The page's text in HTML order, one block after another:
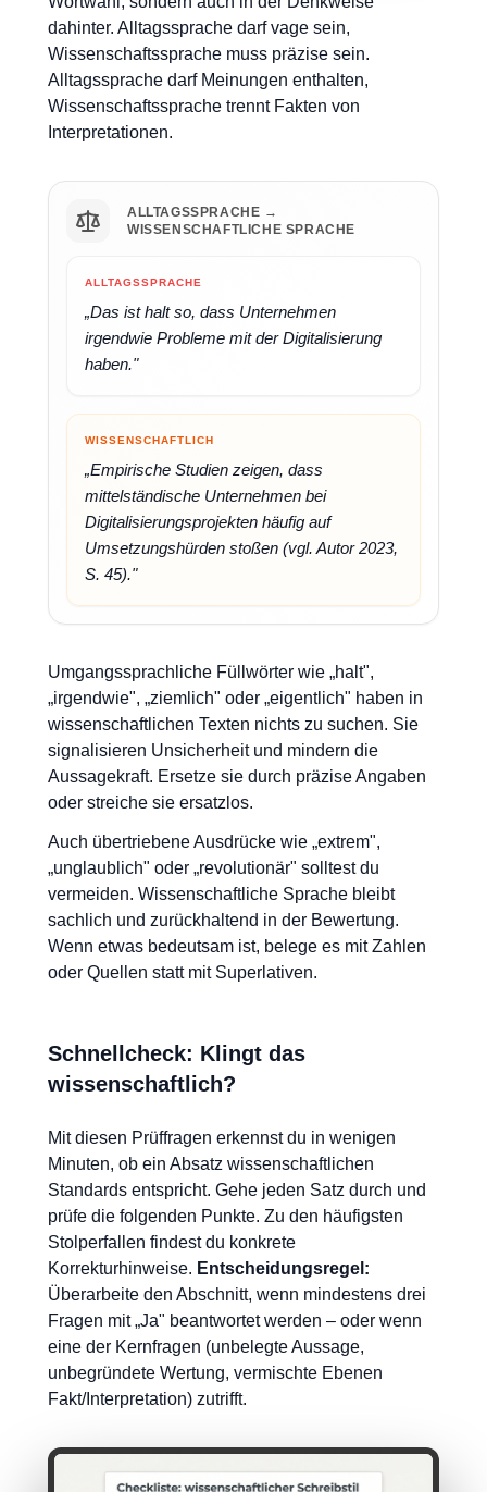
dahinter. Alltagssprache darf vage sein,
Wissenschaftssprache muss präzise sein.
Alltagssprache darf Meinungen enthalten,
Wissenschaftssprache trennt Fakten von
Interpretationen.
ALLTAGSSPRACHE →
WISSENSCHAFTLICHE SPRACHE
ALLTAGSSPRACHE
„Das ist halt so, dass Unternehmen
irgendwie Probleme mit der Digitalisierung
haben."
WISSENSCHAFTLICH
„Empirische Studien zeigen, dass
mittelständische Unternehmen bei
Digitalisierungsprojekten häufig auf
Umsetzungshürden stoßen (vgl. Autor 2023,
S. 45)."
Umgangssprachliche Füllwörter wie „halt",
„irgendwie", „ziemlich" oder „eigentlich" haben in
wissenschaftlichen Texten nichts zu suchen. Sie
signalisieren Unsicherheit und mindern die
Aussagekraft. Ersetze sie durch präzise Angaben
oder streiche sie ersatzlos.
Auch übertriebene Ausdrücke wie „extrem",
„unglaublich" oder „revolutionär" solltest du
vermeiden. Wissenschaftliche Sprache bleibt
sachlich und zurückhaltend in der Bewertung.
Wenn etwas bedeutsam ist, belege es mit Zahlen
oder Quellen statt mit Superlativen.
Schnellcheck: Klingt das
wissenschaftlich?
Mit diesen Prüffragen erkennst du in wenigen
Minuten, ob ein Absatz wissenschaftlichen
Standards entspricht. Gehe jeden Satz durch und
prüfe die folgenden Punkte. Zu den häufigsten
Stolperfallen findest du konkrete
Korrekturhinweise. Entscheidungsregel:
Überarbeite den Abschnitt, wenn mindestens drei
Fragen mit „Ja" beantwortet werden – oder wenn
eine der Kernfragen (unbelegte Aussage,
unbegründete Wertung, vermischte Ebenen
Fakt/Interpretation) zutrifft.